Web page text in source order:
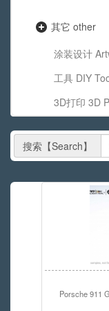
其它 other
涂装设计
工具 DIY
3D打印 3D
搜索【Search】
Porsche 911